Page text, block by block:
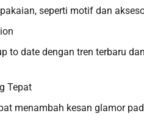
seperti motif dan
to date dengan tren terbaru
Tepat
menambah kesan glamor